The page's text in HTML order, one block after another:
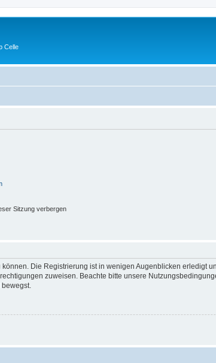
Celle
Sitzung verbergen
Die Registrierung ist in wenigen Augenblicken erledigt
zuweisen. Beachte bitte unsere